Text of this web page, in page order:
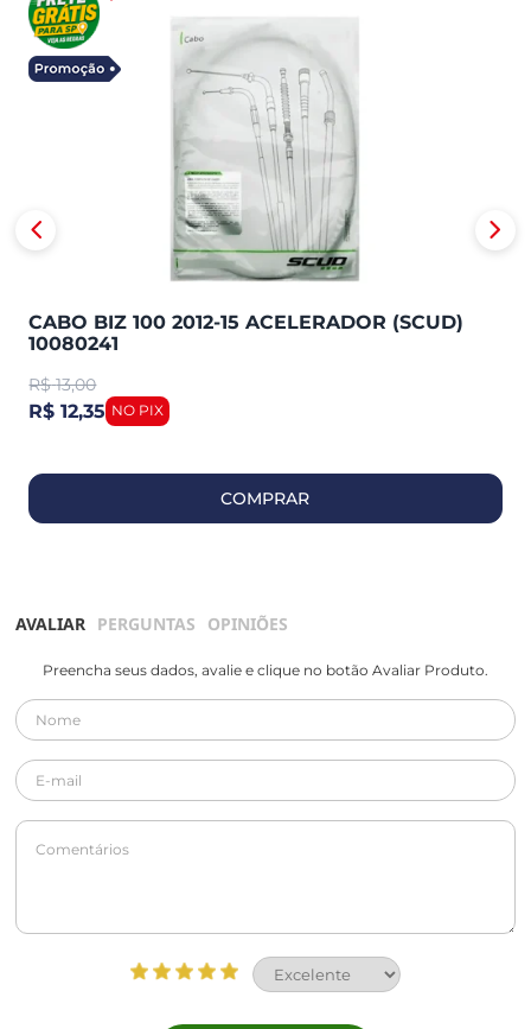
CABO BIZ 100 2012-15 ACELERADOR (SCUD)
10080241
R$ 13,00
R$ 12,35
COMPRAR
AVALIAR PERGUNTAS OPINIÕES
Preencha seus dados, avalie e clique no botão Avaliar Produto.